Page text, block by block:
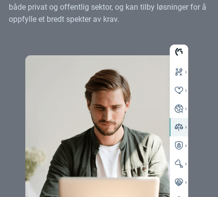
både privat og offentlig sektor, og kan tilby løsninger for å
oppfylle et bredt spekter av krav.